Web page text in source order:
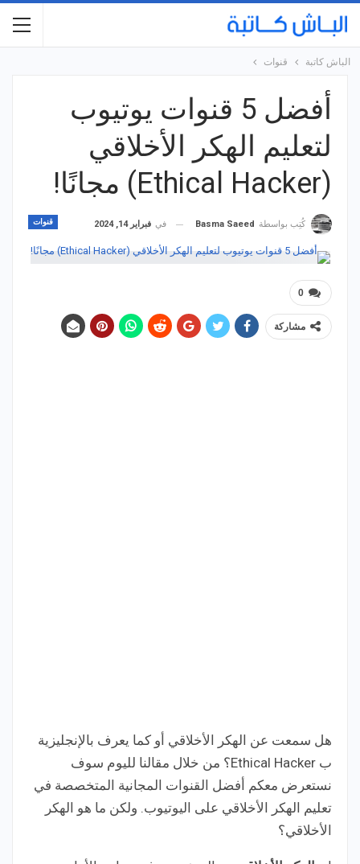
الباش كاتبة قنوات
أفضل 5 قنوات يوتيوب
لتعليم الهكر الأخلاقي
(Ethical Hacker) مجانًا!
قنوات كُتِب بواسطة Basma Saeed في فبراير 14, 2024
0
مشاركة
هل سمعت عن الهكر الأخلاقي أو كما يعرف بالإنجليزية
ب Ethical Hacker؟ من خلال مقالنا لليوم سوف
نستعرض معكم أفضل القنوات المجانية المتخصصة في
تعليم الهكر الأخلاقي على اليوتيوب. ولكن ما هو الهكر
الأخلاقي؟